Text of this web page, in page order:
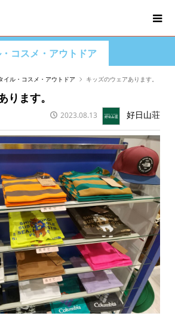
コスメ・アウトドア
イル・コスメ・アウトドア キッズのウェアあります。
ります。
2023.08.13 好日山荘